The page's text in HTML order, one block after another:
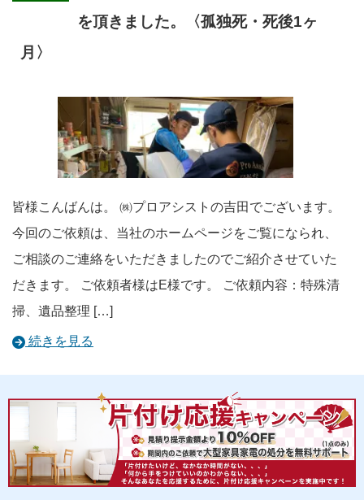
を頂きました。〈孤独死・死後1ヶ
月〉
皆様こんばんは。 ㈱プロアシストの吉田でございます。
今回のご依頼は、当社のホームページをご覧になられ、
ご相談のご連絡をいただきましたのでご紹介させていた
だきます。 ご依頼者様はE様です。 ご依頼内容：特殊清
掃、遺品整理 […]
続きを見る